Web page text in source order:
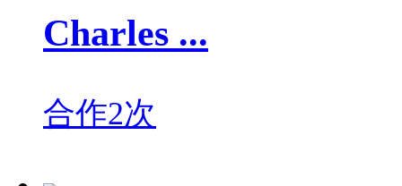
Charles ...
合作2次